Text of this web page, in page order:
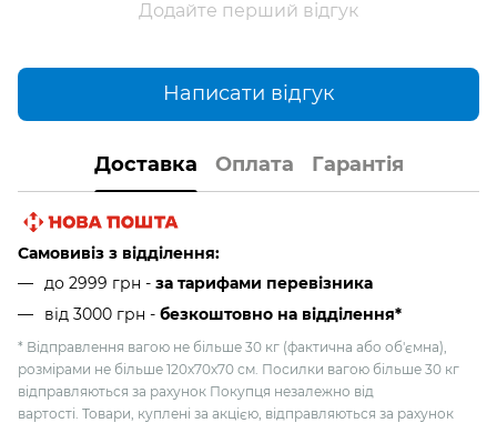
Додайте перший відгук
Написати відгук
Доставка Оплата Гарантія
Самовивіз з відділення:
до 2999 грн - за тарифами перевізника
від 3000 грн - безкоштовно на відділення*
* Відправлення вагою не більше 30 кг (фактична або об'ємна),
розмірами не більше 120х70х70 см. Посилки вагою більше 30 кг
відправляються за рахунок Покупця незалежно від
вартості. Товари, куплені за акцією, відправляються за рахунок